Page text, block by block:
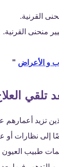
القرنية.
منحنى القرنية.
و الأعراض "
إلى نظارات
طبيب العيون